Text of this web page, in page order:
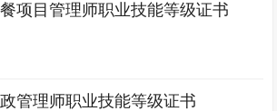
项目管理师职业技能等级证书
管理师职业技能等级证书